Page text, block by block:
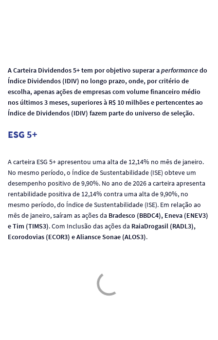
A Carteira Dividendos 5+ tem por objetivo superar aperformancedo
Índice Dividendos (IDIV) no longo prazo, onde, por critério de
escolha, apenas ações de empresas com volume financeiro médio
nos últimos 3 meses, superiores à R$ 10 milhões e pertencentes ao
Índice de Dividendos (IDIV) fazem parte do universo de seleção.
ESG 5+
A carteira ESG 5+ apresentou uma alta de 12,14% no mês de janeiro.
No mesmo período, o Índice de Sustentabilidade (ISE) obteve um
desempenho positivo de 9,90%. No ano de 2026 a carteira apresenta
rentabilidade positiva de 12,14% contra uma alta de 9,90%, no
mesmo período, do Índice de Sustentabilidade (ISE). Em relação ao
mês de janeiro, saíram as ações da Bradesco (BBDC4), Eneva (ENEV3)
e Tim (TIMS3). Com Inclusão das ações da RaiaDrogasil (RADL3),
Ecorodovias (ECOR3) e Aliansce Sonae (ALOS3).